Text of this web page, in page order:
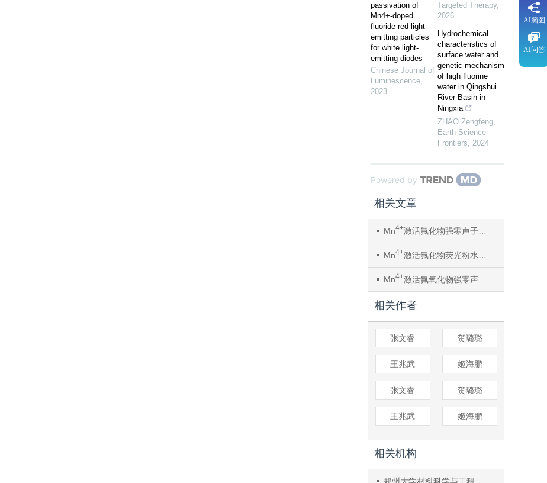
passivation of
Mn4+-doped
fluoride red light-
emitting particles
for white light-
emitting diodes
Chinese Journal of
Luminescence,
2023
Targeted Therapy,
2026
Hydrochemical
characteristics of
surface water and
genetic mechanism
of high fluorine
water in Qingshui
River Basin in
Ningxia
ZHAO Zengfeng,
Earth Science
Frontiers, 2024
Powered by
相关文章
Mn4+激活氟化物强零声子线发射红光荧光粉
Mn4+激活氟化物荧光粉水解劣化评价方法
Mn4+激活氟氧化物强零声子线发射红光荧光粉
相关作者
张文睿 贺璐璐
王兆武 姬海鹏
张文睿 贺璐璐
王兆武 姬海鹏
相关机构
AI脑图
AI问答